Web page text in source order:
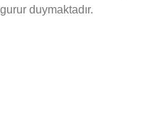
duymaktadır.